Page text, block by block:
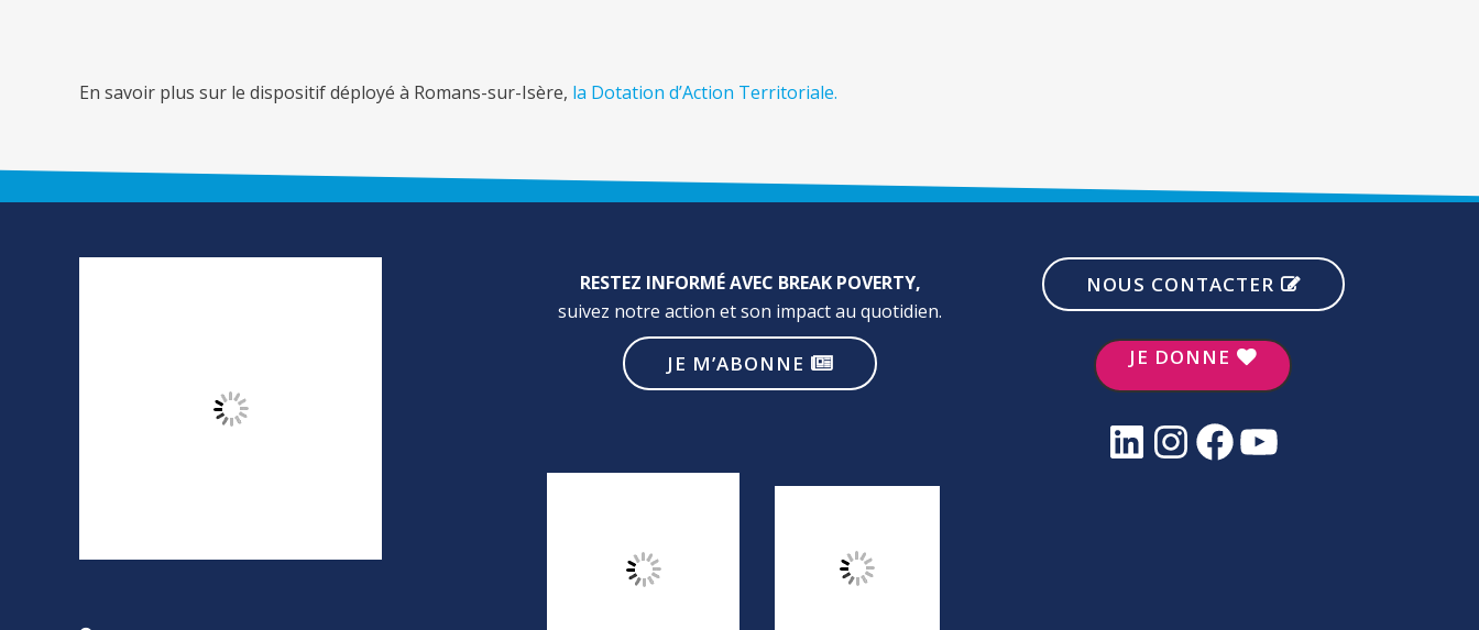
En savoir plus sur le dispositif déployé à Romans-sur-Isère, la Dotation d’Action Territoriale.
RESTEZ INFORMÉ AVEC BREAK POVERTY,
suivez notre action et son impact au quotidien.
JE M’ABONNE
NOUS CONTACTER
JE DONNE
LinkedInInstagramFacebookYouTube